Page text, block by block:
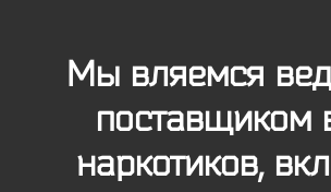
Мы вляемся
поставщиком
наркотиков,